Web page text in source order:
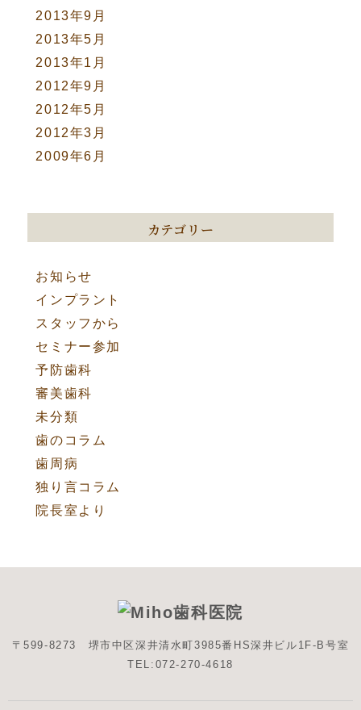
2013年9月
2013年5月
2013年1月
2012年9月
2012年5月
2012年3月
2009年6月
カテゴリー
お知らせ
インプラント
スタッフから
セミナー参加
予防歯科
審美歯科
未分類
歯のコラム
歯周病
独り言コラム
院長室より
〒599-8273 堺市中区深井清水町3985番HS深井ビル1F-B号室
TEL:072-270-4618